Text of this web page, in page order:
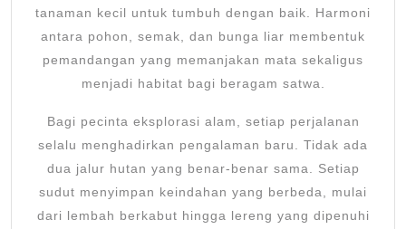
tanaman kecil untuk tumbuh dengan baik. Harmoni
antara pohon, semak, dan bunga liar membentuk
pemandangan yang memanjakan mata sekaligus
menjadi habitat bagi beragam satwa.
Bagi pecinta eksplorasi alam, setiap perjalanan
selalu menghadirkan pengalaman baru. Tidak ada
dua jalur hutan yang benar-benar sama. Setiap
sudut menyimpan keindahan yang berbeda, mulai
dari lembah berkabut hingga lereng yang dipenuhi